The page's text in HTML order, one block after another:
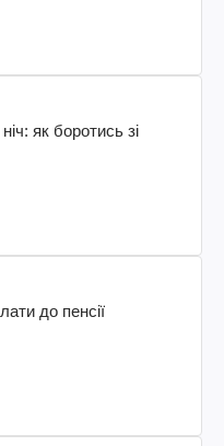
як боротись зі
до пенсії